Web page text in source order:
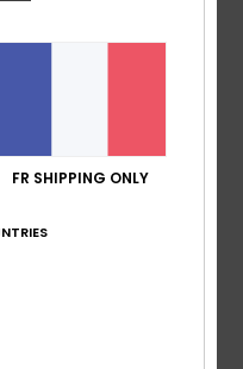
et de résistance à
en plastique
FR SHIPPING ONLY